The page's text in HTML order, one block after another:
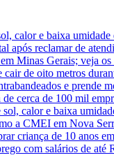
calor e baixa
após reclamar de
Minas Gerais; veja
de oito metros
e prende
cerca de 100 mil
calor e baixa
a CMEI em Nova
criança de 10 anos
com salários de até